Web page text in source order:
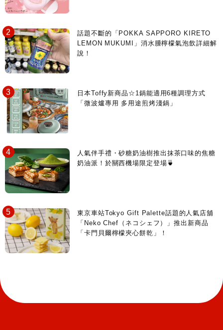
話題不斷的「POKKA SAPPORO KIRETO
LEMON MUKUMI」消水腫檸檬氣泡飲詳細解
說！
日本Toffy新商品☆1鍋能適用6種調理方式
「微波爐專用 多用途煎烤淺鍋」
人氣伴手禮・砂糖奶油樹推出抹茶口味的焦糖
奶油派！於關西機場限定登場🍵
東京車站Tokyo Gift Palette話題的人氣店舖
「Neko Chef（ネコシェフ）」推出新商品
「卡門貝爾檸檬夾心餅乾」！